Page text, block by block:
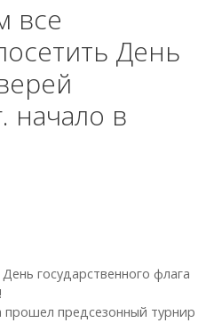
все
День
начало в
государственного флага
прошел предсезонный турнир